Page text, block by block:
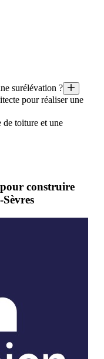
faite par un
d’un projet géré par
surélévation ?
réhausse de
pour réaliser une
les surélévations
de toiture et une
de la toiture
pour construire